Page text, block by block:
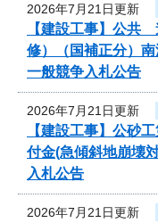
2026年7月21日更新
【建設工事】公共
修）（国補正分）
一般競争入札公告
2026年7月21日更新
【建設工事】公砂
付金(急傾斜地崩壊
入札公告
2026年7月21日更新